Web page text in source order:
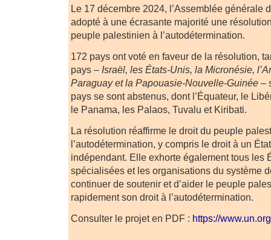
Le 17 décembre 2024, l’Assemblée générale
adopté à une écrasante majorité une
peuple palestinien à l’autodétermination.
172 pays ont voté en faveur de la résolution,
pays – Israël, les États-Unis, la Micronésie,
Paraguay et la Papouasie-Nouvelle-Guinée –
pays se sont abstenus, dont l’Équateur, le
le Panama, les Palaos, Tuvalu et Kiribati.
La résolution réaffirme le droit du peuple
l’autodétermination, y compris le droit à un
indépendant. Elle exhorte également tous les
spécialisées et les organisations du système
continuer de soutenir et d’aider le peuple
rapidement son droit à l’autodétermination.
Consulter le projet en PDF : https://